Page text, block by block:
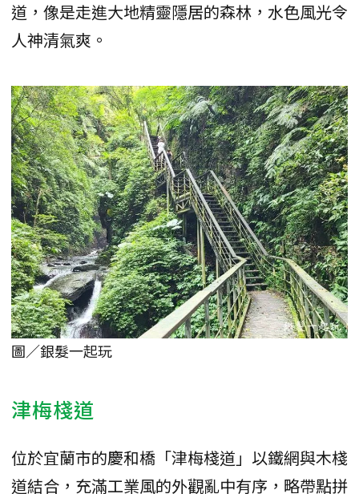
道，像是走進大地精靈隱居的森林，水色風光令
人神清氣爽。
圖／銀髮一起玩
津梅棧道
位於宜蘭市的慶和橋「津梅棧道」以鐵網與木棧
道結合，充滿工業風的外觀亂中有序，略帶點拼